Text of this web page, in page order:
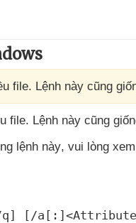
file. Lệnh này cũng
file. Lệnh này cũng
lệnh này, vui lòng